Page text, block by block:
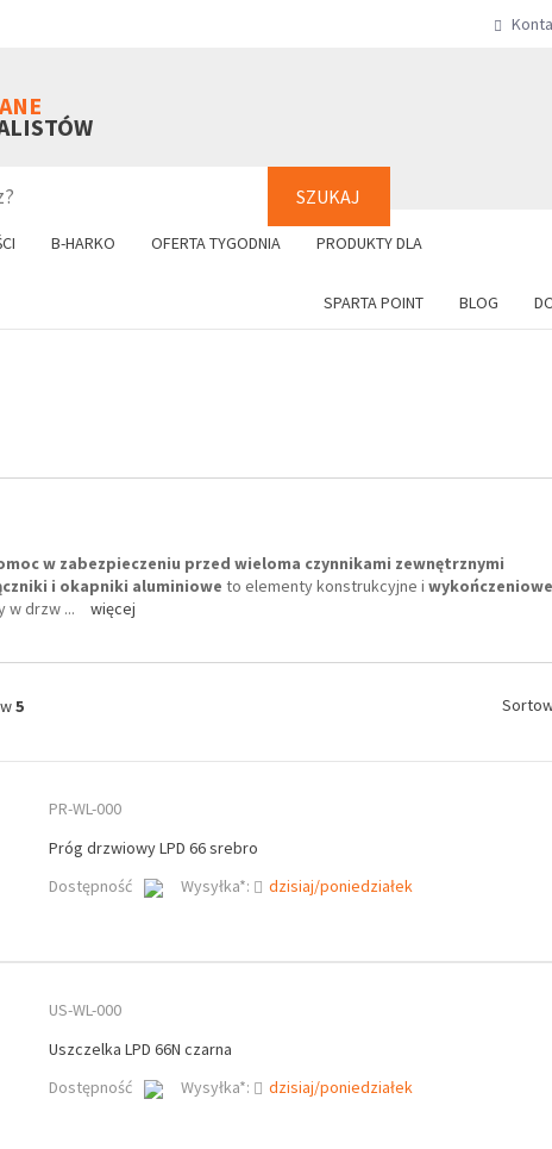
SZUKAJ
B-HARKO OFERTA TYGODNIA PRODUKTY DLA
SPARTA POINT BLOG
+48 61 815
w zabezpieczeniu przed wieloma czynnikami zewnętrznymi
i okapniki aluminiowe to elementy konstrukcyjne i wykończeniowe
w drzw... więcej
5
PR-WL-000
Próg drzwiowy LPD 66 srebro
Dostępność
Wysyłka*: dzisiaj/poniedziałek
US-WL-000
Uszczelka LPD 66N czarna
Dostępność
Wysyłka*: dzisiaj/poniedziałek